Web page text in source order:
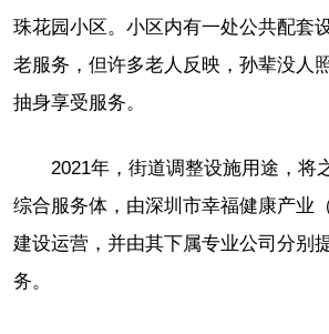
珠花园小区。小区内有一处公共配套
老服务，但许多老人反映，孙辈没人
抽身享受服务。
2021年，街道调整设施用途，将
综合服务体，由深圳市幸福健康产业
建设运营，并由其下属专业公司分别
务。